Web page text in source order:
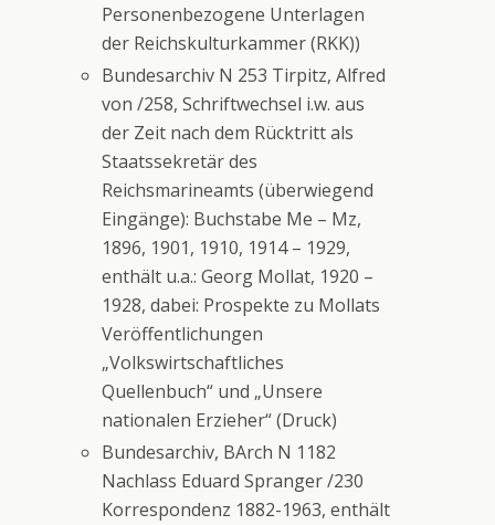
Personenbezogene Unterlagen
der Reichskulturkammer (RKK))
Bundesarchiv N 253 Tirpitz, Alfred
von /258, Schriftwechsel i.w. aus
der Zeit nach dem Rücktritt als
Staatssekretär des
Reichsmarineamts (überwiegend
Eingänge): Buchstabe Me – Mz,
1896, 1901, 1910, 1914 – 1929,
enthält u.a.: Georg Mollat, 1920 –
1928, dabei: Prospekte zu Mollats
Veröffentlichungen
„Volkswirtschaftliches
Quellenbuch“ und „Unsere
nationalen Erzieher“ (Druck)
Bundesarchiv, BArch N 1182
Nachlass Eduard Spranger /230
Korrespondenz 1882-1963, enthält